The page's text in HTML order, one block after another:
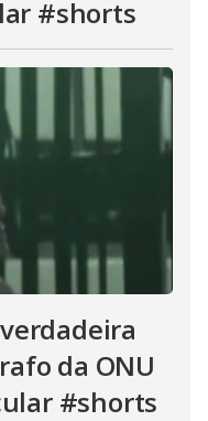
#shorts
da ONU
#shorts